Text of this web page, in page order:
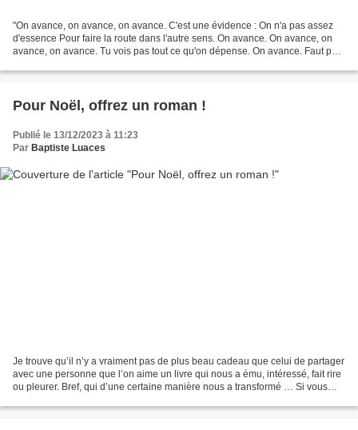
"On avance, on avance, on avance. C'est une évidence : On n'a pas assez
d'essence Pour faire la route dans l'autre sens. On avance. On avance, on
avance, on avance. Tu vois pas tout ce qu'on dépense. On avance. Faut pas
Pour Noël, offrez un roman !
Publié le 13/12/2023 à 11:23
Par Baptiste Luaces
Je trouve qu’il n’y a vraiment pas de plus beau cadeau que celui de partager
avec une personne que l’on aime un livre qui nous a ému, intéressé, fait rire
ou pleurer. Bref, qui d’une certaine manière nous a transformé … Si vous